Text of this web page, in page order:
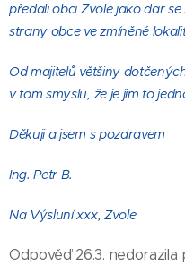
předali obci Zvole jako dar
strany obce ve zmíněné
Od majitelů většiny
v tom smyslu, že je jim to
Děkuji a jsem s pozdravem
Ing. Petr B.
Na Výsluní xxx, Zvole
Odpověď 26.3. nedorazila